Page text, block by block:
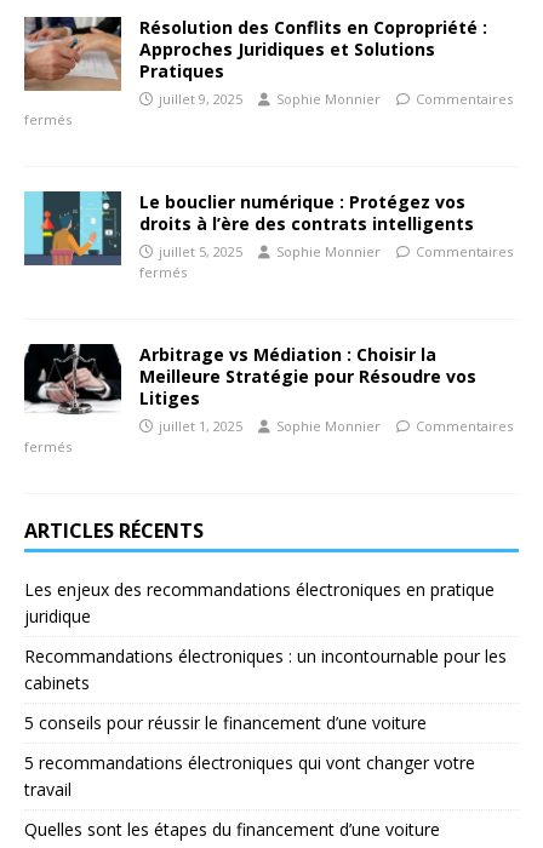
Résolution des Conflits en Copropriété :
Approches Juridiques et Solutions
Pratiques
juillet 9, 2025 Sophie Monnier
Commentaires
fermés
Le bouclier numérique : Protégez vos
droits à l’ère des contrats intelligents
juillet 5, 2025 Sophie Monnier
Commentaires
fermés
Arbitrage vs Médiation : Choisir la
Meilleure Stratégie pour Résoudre vos
Litiges
juillet 1, 2025 Sophie Monnier
Commentaires
fermés
ARTICLES RÉCENTS
Les enjeux des recommandations électroniques en pratique
juridique
Recommandations électroniques : un incontournable pour les
cabinets
5 conseils pour réussir le financement d’une voiture
5 recommandations électroniques qui vont changer votre
travail
Quelles sont les étapes du financement d’une voiture